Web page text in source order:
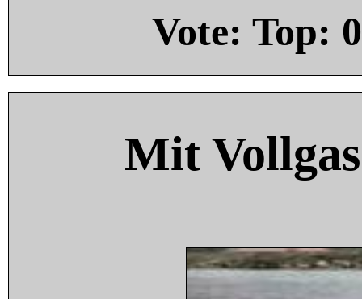
Vote: Top: 0
Mit